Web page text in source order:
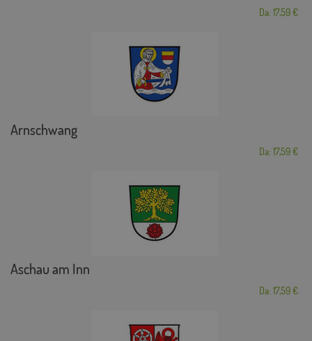
Da: 17,59 €
Arnschwang
Da: 17,59 €
Aschau am Inn
Da: 17,59 €